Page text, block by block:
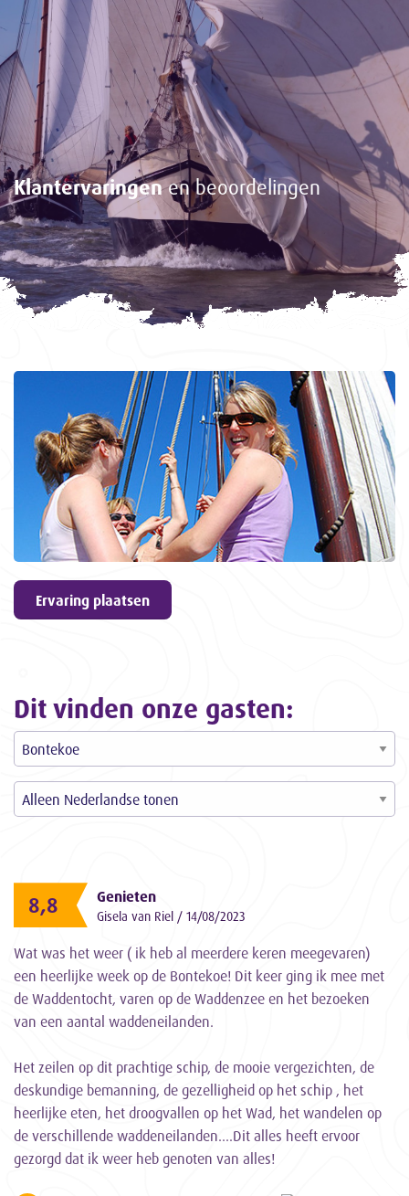
Klantervaringenen beoordelingen
9,6
Gasten
geven
ons een
3057
ervaringen
Ervaring plaatsen
Dit vinden onze gasten:
8,8 Genieten
Gisela van Riel / 14/08/2023
Wat was het weer ( ik heb al meerdere keren meegevaren)
een heerlijke week op de Bontekoe! Dit keer ging ik mee met
de Waddentocht, varen op de Waddenzee en het bezoeken
van een aantal waddeneilanden.
Het zeilen op dit prachtige schip, de mooie vergezichten, de
deskundige bemanning, de gezelligheid op het schip , het
heerlijke eten, het droogvallen op het Wad, het wandelen op
de verschillende waddeneilanden....Dit alles heeft ervoor
gezorgd dat ik weer heb genoten van alles!